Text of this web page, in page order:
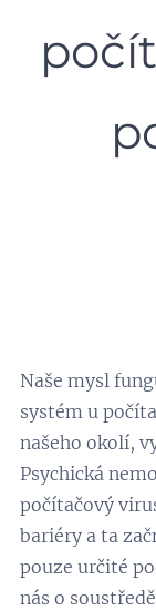
Naše mysl
systém u
našeho okolí,
Psychická
počítačový
bariéry a ta
pouze určité
nás o